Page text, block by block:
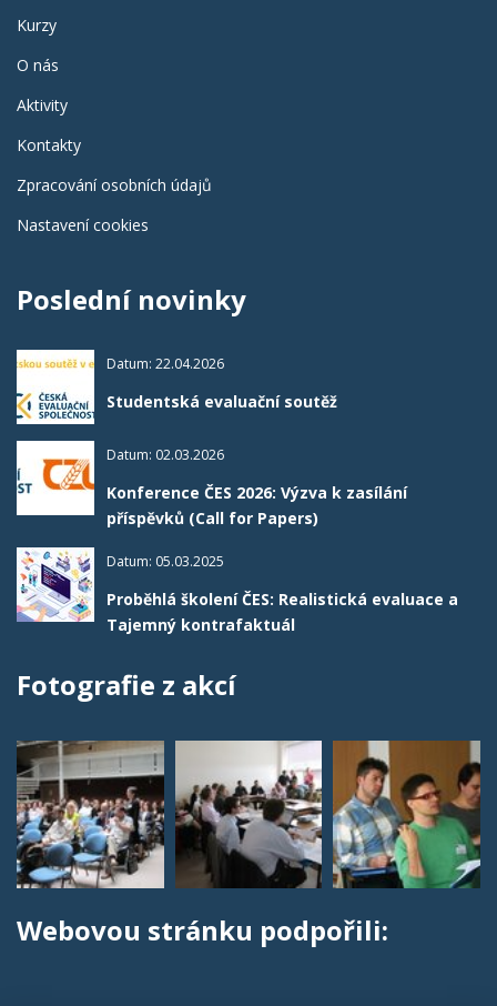
Kurzy
O nás
Aktivity
Kontakty
Zpracování osobních údajů
Nastavení cookies
Poslední novinky
Datum: 22.04.2026
Studentská evaluační soutěž
Datum: 02.03.2026
Konference ČES 2026: Výzva k zasílání
příspěvků (Call for Papers)
Datum: 05.03.2025
Proběhlá školení ČES: Realistická evaluace a
Tajemný kontrafaktuál
Fotografie z akcí
Webovou stránku podpořili: